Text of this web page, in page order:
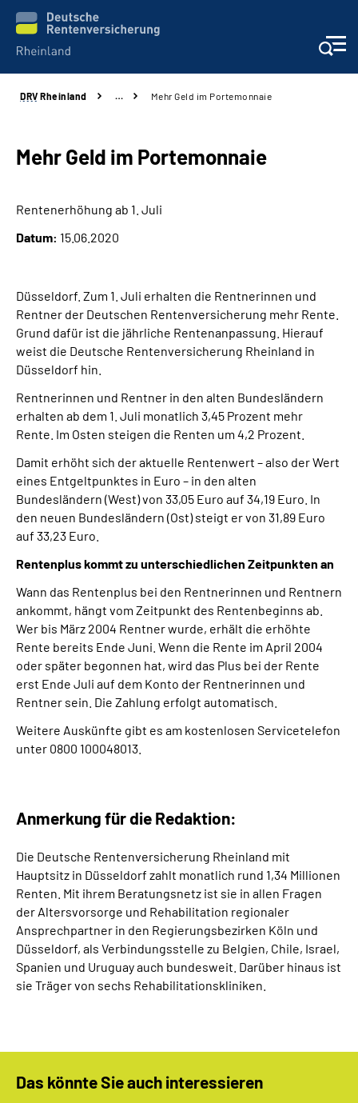
Aktuelles
Beratung und Kontakt
Klinikverbund
Über uns
Presse
Inhalte in Gebärdensprache (DGS)
Leichte Sprache
Suche
Mein Kundenportal
DRV Rheinland … Mehr Geld im Portemonnaie
Mehr Geld im Portemonnaie
Rentenerhöhung ab 1. Juli
Datum: 15.06.2020
Düsseldorf. Zum 1. Juli erhalten die Rentnerinnen und
Rentner der Deutschen Rentenversicherung mehr Rente.
Grund dafür ist die jährliche Rentenanpassung. Hierauf
weist die Deutsche Rentenversicherung Rheinland in
Düsseldorf hin.
Rentnerinnen und Rentner in den alten Bundesländern
erhalten ab dem 1. Juli monatlich 3,45 Prozent mehr
Rente. Im Osten steigen die Renten um 4,2 Prozent.
Damit erhöht sich der aktuelle Rentenwert – also der Wert
eines Entgeltpunktes in Euro – in den alten
Bundesländern (West) von 33,05 Euro auf 34,19 Euro. In
den neuen Bundesländern (Ost) steigt er von 31,89 Euro
auf 33,23 Euro.
Rentenplus kommt zu unterschiedlichen Zeitpunkten an
Wann das Rentenplus bei den Rentnerinnen und Rentnern
ankommt, hängt vom Zeitpunkt des Rentenbeginns ab.
Wer bis März 2004 Rentner wurde, erhält die erhöhte
Rente bereits Ende Juni. Wenn die Rente im April 2004
oder später begonnen hat, wird das Plus bei der Rente
erst Ende Juli auf dem Konto der Rentnerinnen und
Rentner sein. Die Zahlung erfolgt automatisch.
Weitere Auskünfte gibt es am kostenlosen Servicetelefon
unter 0800 100048013.
Anmerkung für die Redaktion:
Die Deutsche Rentenversicherung Rheinland mit
Hauptsitz in Düsseldorf zahlt monatlich rund 1,34 Millionen
Renten. Mit ihrem Beratungsnetz ist sie in allen Fragen
der Altersvorsorge und Rehabilitation regionaler
Ansprechpartner in den Regierungsbezirken Köln und
Düsseldorf, als Verbindungsstelle zu Belgien, Chile, Israel,
Spanien und Uruguay auch bundesweit. Darüber hinaus ist
sie Träger von sechs Rehabilitationskliniken.
Das könnte Sie auch interessieren